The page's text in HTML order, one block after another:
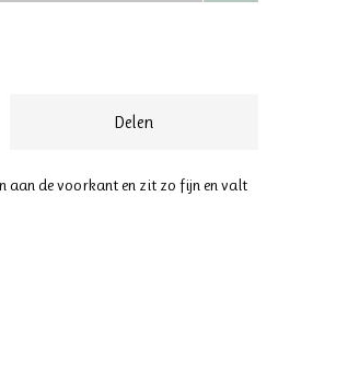
Delen
aan de voorkant en zit zo fijn en valt